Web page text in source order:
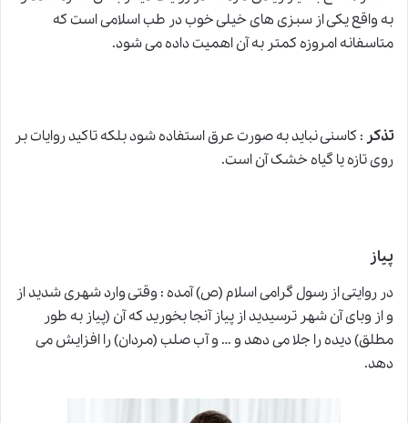
به واقع یکی از سبزی های خیلی خوب در طب اسلامی است که
متاسفانه امروزه کمتر به آن اهمیت داده می شود.
تذکر : کاسنی نباید به صورت عرق استفاده شود بلکه تاکید روایات بر
روی تازه یا گیاه خشک آن است.
پیاز
در روایتی از رسول گرامی اسلام (ص) آمده : وقتی وارد شهری شدید از
و از وبای آن شهر ترسیدید از پیاز آنجا بخورید که آن (پیاز به طور
مطلق) دیده را جلا می دهد و … و آب صلب (مردان) را افزایش می
دهد.